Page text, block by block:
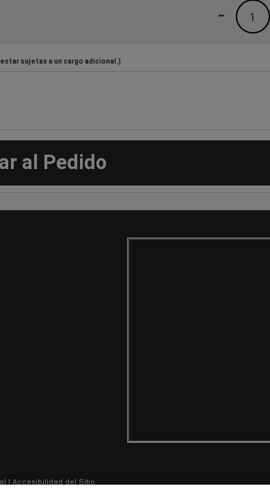
1
-
sujetas a un cargo adicional.)
al Pedido
| Accesibilidad del Sitio